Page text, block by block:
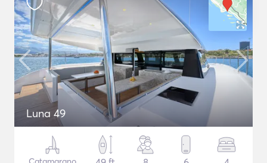
Luna 49